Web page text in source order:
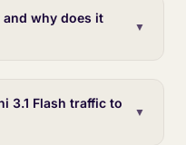
why does it
▼
3.1 Flash traffic to
▼